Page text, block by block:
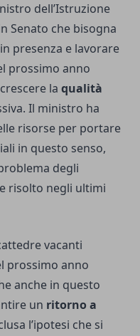
dell’Istruzione
Senato che bisogna
presenza e lavorare
prossimo anno
la qualità
Il ministro ha
risorse per portare
in questo senso,
degli
risolto negli ultimi
vacanti
prossimo anno
anche in questo
un ritorno a
l’ipotesi che si